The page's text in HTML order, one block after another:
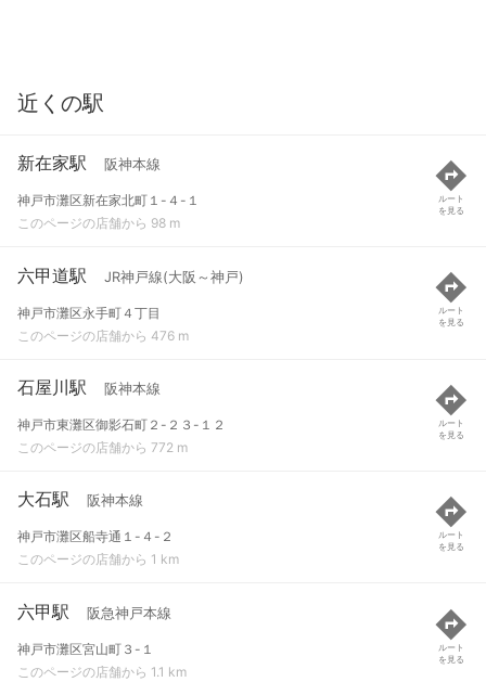
近くの駅
新在家駅 阪神本線
神戸市灘区新在家北町１-４-１
このページの店舗から 98 m
ルート
を見る
六甲道駅 JR神戸線(大阪～神戸)
神戸市灘区永手町４丁目
このページの店舗から 476 m
ルート
を見る
石屋川駅 阪神本線
神戸市東灘区御影石町２-２３-１２
このページの店舗から 772 m
ルート
を見る
大石駅 阪神本線
神戸市灘区船寺通１-４-２
このページの店舗から 1 km
ルート
を見る
六甲駅 阪急神戸本線
神戸市灘区宮山町３-１
このページの店舗から 1.1 km
ルート
を見る